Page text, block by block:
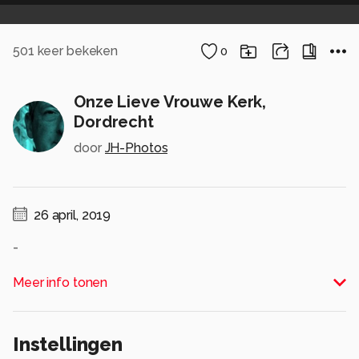
501 keer bekeken 0
Onze Lieve Vrouwe Kerk,
Dordrecht
door JH-Photos
26 april, 2019
-
Alle rechten voorbehouden
Meer info tonen
Instellingen